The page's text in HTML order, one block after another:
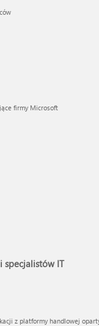
firmy Microsoft
specjalistów IT
z platformy handlowej